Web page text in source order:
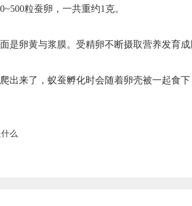
粒蚕卵，一共重约1克。
是卵黄与浆膜。受精卵不断摄取营养发育成
出来了，蚁蚕孵化时会随着卵壳被一起食
么